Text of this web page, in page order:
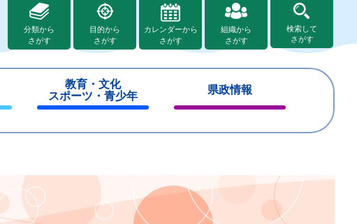
分類から
さがす
目的から
さがす
カレンダーから
さがす
組織から
さがす
検索して
さがす
教育・文化
スポーツ・青少年
じ
県政情報
じ